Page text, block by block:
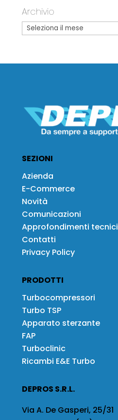
Archivio
SEZIONI
Azienda
E-Commerce
Novità
Comunicazioni
Approfondimenti tecnici
Contatti
Privacy Policy
PRODOTTI
Turbocompressori
Turbo TSP
Apparato sterzante
FAP
Turboclinic
Ricambi E&E Turbo
DEPROS S.R.L.
Via A. De Gasperi, 25/31